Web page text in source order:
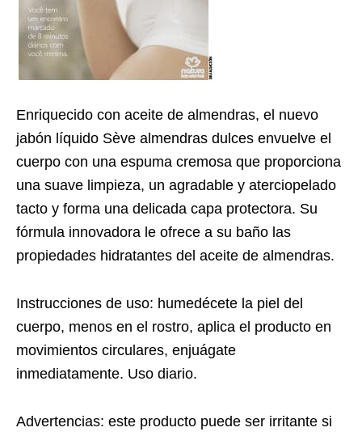
Enriquecido con aceite de almendras, el nuevo
jabón líquido Sève almendras dulces envuelve el
cuerpo con una espuma cremosa que proporciona
una suave limpieza, un agradable y aterciopelado
tacto y forma una delicada capa protectora. Su
fórmula innovadora le ofrece a su baño las
propiedades hidratantes del aceite de almendras.
Instrucciones de uso: humedécete la piel del
cuerpo, menos en el rostro, aplica el producto en
movimientos circulares, enjuágate
inmediatamente. Uso diario.
Advertencias: este producto puede ser irritante si